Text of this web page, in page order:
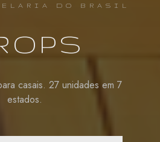
DO BRASIL
casais. 27 unidades em 7
estados.